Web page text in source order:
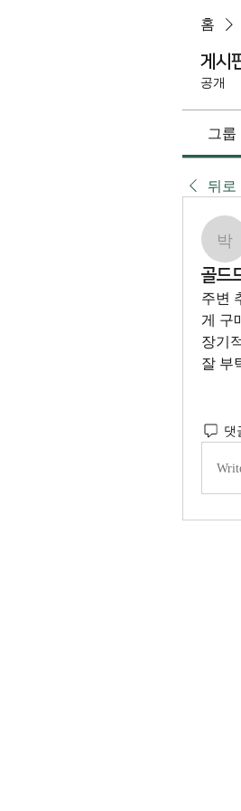
홈
게시
공개
그룹
뒤로
골드
주변
게 구
장기
잘 부
댓